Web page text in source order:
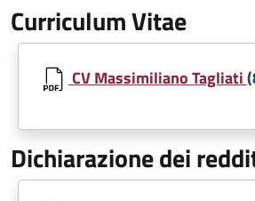
Curriculum Vitae
Document
CV Massimiliano Tagliati
Dichiarazione dei
Document